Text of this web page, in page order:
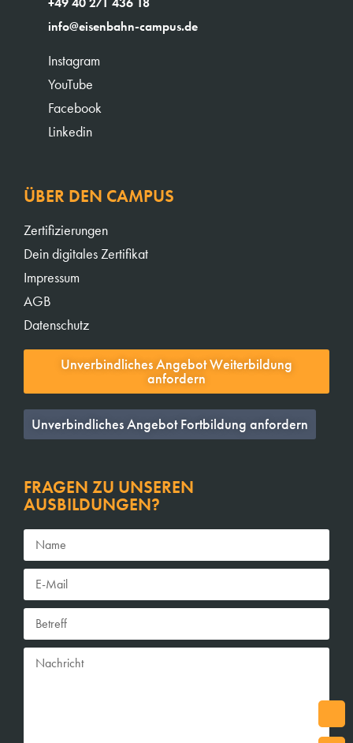
info@eisenbahn-campus.de
Instagram
YouTube
Facebook
Linkedin
ÜBER DEN CAMPUS
Zertifizierungen
Dein digitales Zertifikat
Impressum
AGB
Datenschutz
Unverbindliches Angebot Weiterbildung
anfordern
Unverbindliches Angebot Fortbildung anfordern
FRAGEN ZU UNSEREN
AUSBILDUNGEN?